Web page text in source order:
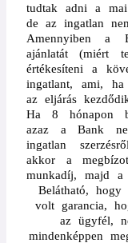
tudtak adni a
de az ingatlan
Amennyiben a
ajánlatát (miért
értékesíteni a
ingatlant, ami,
az eljárás
Ha 8 hónapon
azaz a Bank
ingatlan
akkor a
munkadíj, majd a
Belátható,
volt garancia,
az ügyfél,
mindenképpen